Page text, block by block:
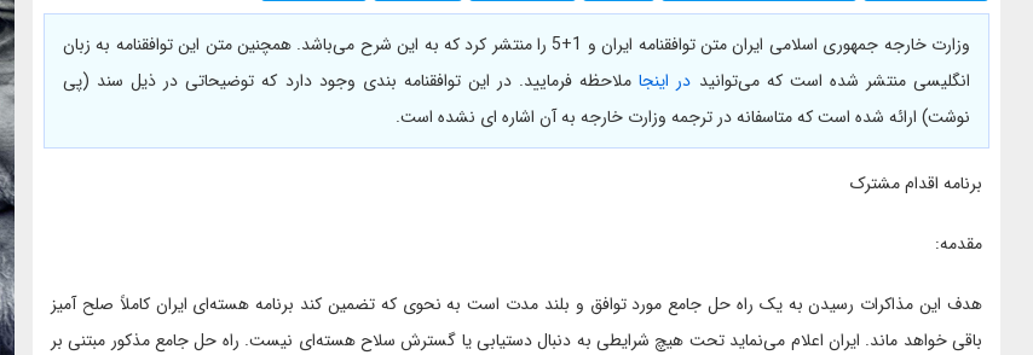
وزارت خارجه جمهوری اسلامی ایران متن توافقنامه ایران و 1+5 را منتشر کرد که به این شرح می‌باشد. همچنین متن این توافقنامه به زبان
انگلیسی منتشر شده است که می‌توانید در اینجا ملاحظه فرمایید. در این توافقنامه بندی وجود دارد که توضیحاتی در ذیل سند (پی
نوشت) ارائه شده است که متاسفانه در ترجمه وزارت خارجه به آن اشاره ای نشده است.
برنامه اقدام مشترک
مقدمه:
هدف این مذاکرات رسیدن به یک راه حل جامع مورد توافق و بلند مدت است به نحوی که تضمین کند برنامه هسته‌ای ایران کاملاً صلح آمیز
باقی خواهد ماند. ایران اعلام می‌نماید تحت هیچ شرایطی به دنبال دستیابی یا گسترش سلاح هسته‌ای نیست. راه حل جامع مذکور مبتنی بر